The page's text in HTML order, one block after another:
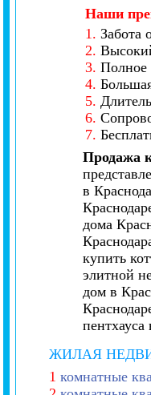
Наши
1. Забота
2.
3. Полное
4.
5.
6.
7.
Продажа
в
дома
купить
элитной
дом в
пентхауса
ЖИЛАЯ
1 комнатные